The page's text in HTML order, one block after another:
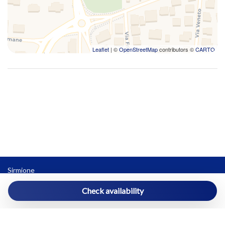
Leaflet | ©OpenStreetMapcontributors ©CARTO
Check availability
Sirmione
sirmione@vivereilgarda.net
3396341092